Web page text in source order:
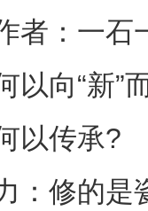
北屯市2025
者：一石
以向“新”
以传承?
：修的是